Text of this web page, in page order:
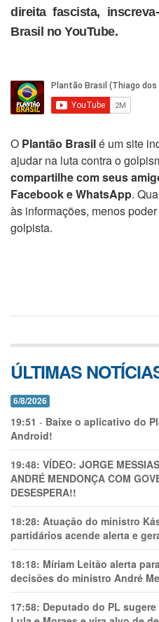
direita fascista,
Brasil no YouTube.
O Plantão Brasilé um site
ajudar na luta contra o
compartilhe com seus
Facebook e WhatsApp.
às informações, menos
golpista.
ÚLTIMAS
6/8/2026
19:51 - Baixe o aplicativo do
Android!
19:48: VÍDEO: JORGE
ANDRÉ MENDONÇA COM
DESESPERA!!
18:28: Atuação do ministro
partidários acende alerta e
18:18: Míriam Leitão alerta
decisões do ministro André
17:58: Deputado do PL